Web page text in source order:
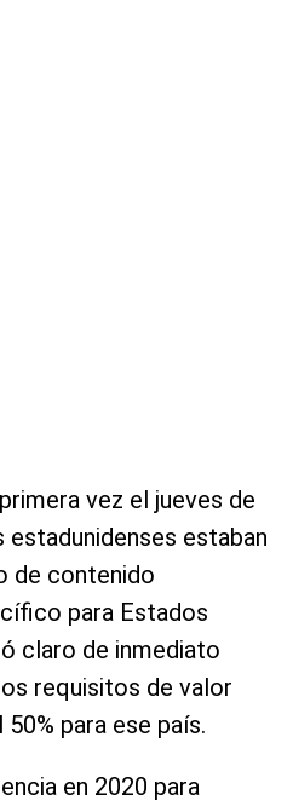
vez el jueves de
estaban
de contenido
para Estados
claro de inmediato
requisitos de valor
para ese país.
en 2020 para